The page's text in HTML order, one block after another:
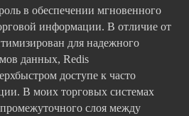
в обеспечении мгновенного
информации. В отличие от
для надежного
данных, Redis
доступе к часто
В моих торговых системах
слоя между